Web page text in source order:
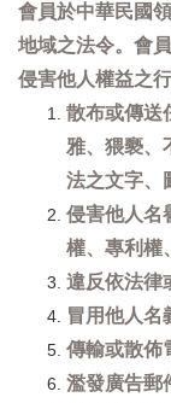
會員於中華民國
地域之法令。會
侵害他人權益之行
散布或傳送
雅、猥褻、
法之文字、
侵害他人名
權、專利權
違反依法律
冒用他人名
傳輸或散佈
濫發廣告郵